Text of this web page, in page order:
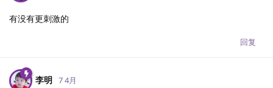
有没有更刺激的
回复
李明 7 4月